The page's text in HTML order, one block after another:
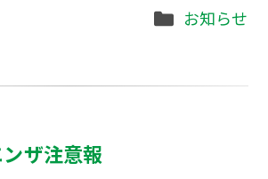
Categories
お知らせ
ザ注意報